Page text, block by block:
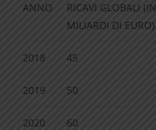
ANNO
RICAVI GLOBALI (IN
MILIARDI DI EURO)
2018 45
2019 50
2020 60